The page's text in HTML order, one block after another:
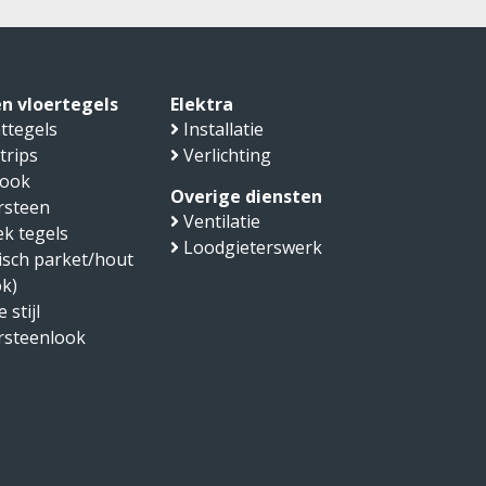
vloertegels
tegels
parket/hout
stijl
Elektra
Installatie
Verlichting
Overige diensten
Ventilatie
Loodgieterswerk